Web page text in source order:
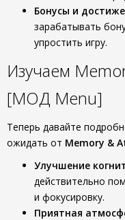
Бонусы и
зарабатывать
упростить игру.
Изучаем
[МОД Menu]
Теперь давайте
ожидать от Memory &
Улучшение
действительно
и фокусировку.
Приятная